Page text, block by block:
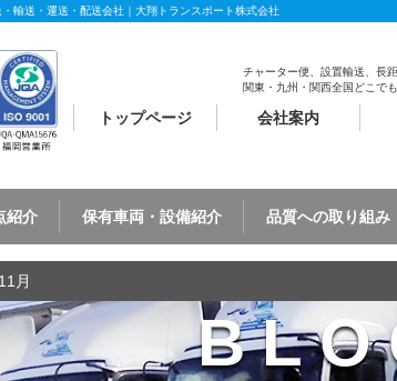
輸送・運送・配送会社｜大翔トランスポート株式会社
チャーター便、設置輸送、長
関東・九州・関西全国どこで
トップページ 会社案内
紹介 保有車両・設備紹介 品質への取り組み
11月